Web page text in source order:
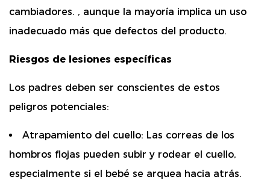
cambiadores. , aunque la mayoría implica un uso
inadecuado más que defectos del producto.
Riesgos de lesiones específicas
Los padres deben ser conscientes de estos
peligros potenciales:
Atrapamiento del cuello: Las correas de los
hombros flojas pueden subir y rodear el cuello,
especialmente si el bebé se arquea hacia atrás.